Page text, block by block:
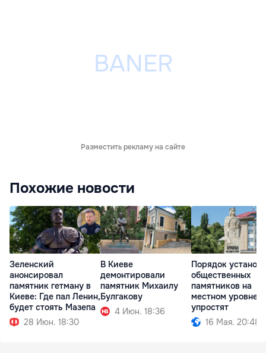
Разместить рекламу на сайте
Похожие новости
Зеленский
анонсировал
памятник гетману в
Киеве: Где пал Ленин,
будет стоять Мазепа
28 Июн. 18:30
В Киеве
демонтировали
памятник Михаилу
Булгакову
4 Июн. 18:36
Порядок
общественных
памятников на
местном уровне
упростят
16 Мая. 20:48